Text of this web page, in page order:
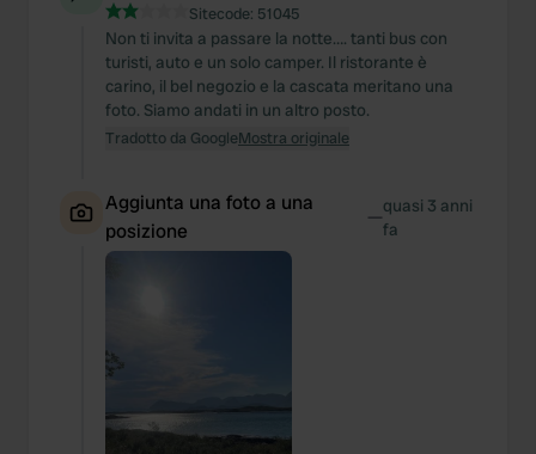
Sitecode: 51045
Non ti invita a passare la notte…. tanti bus con
turisti, auto e un solo camper. Il ristorante è
carino, il bel negozio e la cascata meritano una
foto. Siamo andati in un altro posto.
Tradotto da GoogleMostra originale
Aggiunta una foto a una
posizione
—quasi 3 anni
fa